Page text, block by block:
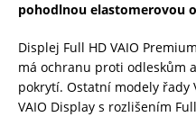
pohodlnou elastomerovou
Displej Full HD VAIO
má ochranu proti odleskům
pokrytí. Ostatní modely řady
VAIO Display s rozlišením